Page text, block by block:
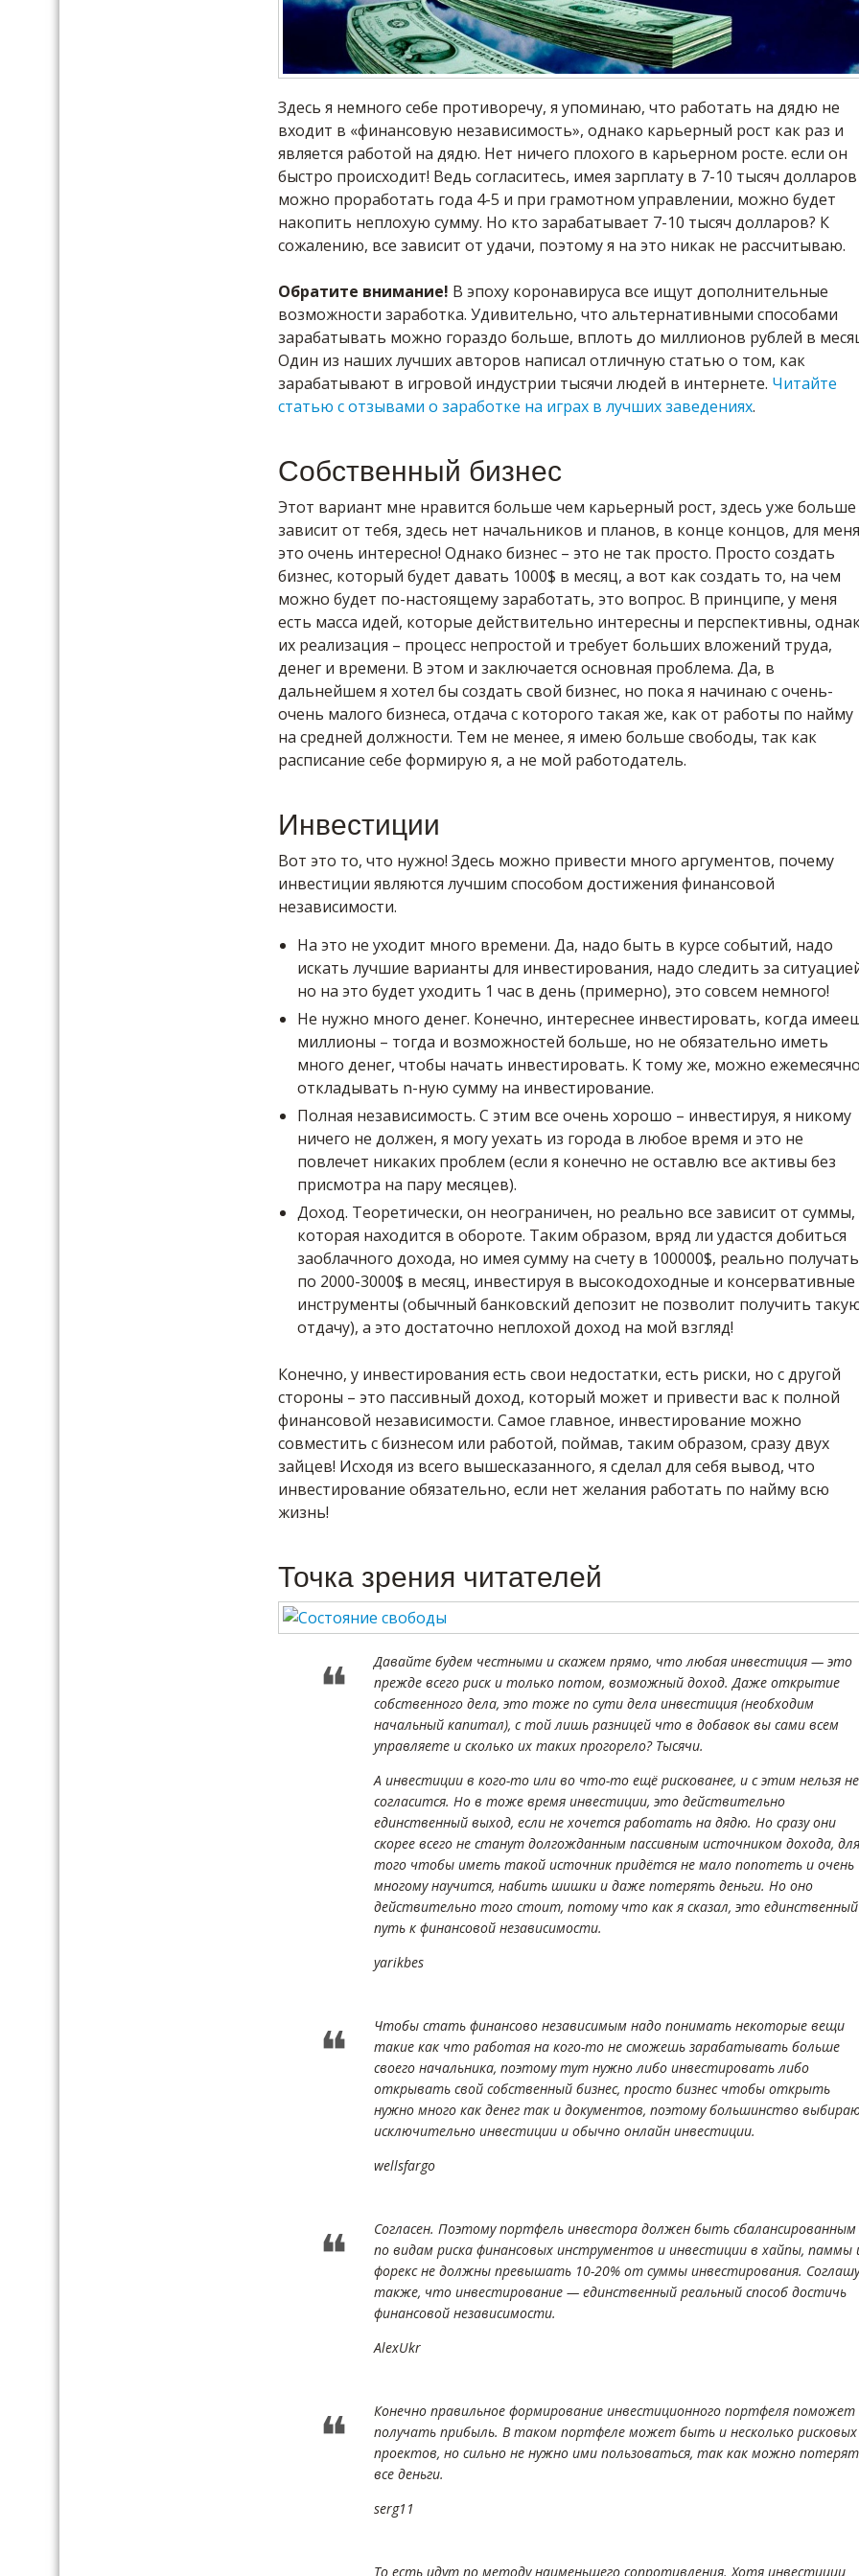
Здесь я немного себе противоречу, я упоминаю, что работать на дядю не
входит в «финансовую независимость», однако карьерный рост как раз и
является работой на дядю. Нет ничего плохого в карьерном росте. если он
быстро происходит! Ведь согласитесь, имея зарплату в 7-10 тысяч долларов
можно проработать года 4-5 и при грамотном управлении, можно будет
накопить неплохую сумму. Но кто зарабатывает 7-10 тысяч долларов? К
сожалению, все зависит от удачи, поэтому я на это никак не рассчитываю.
Обратите внимание! В эпоху коронавируса все ищут дополнительные
возможности заработка. Удивительно, что альтернативными способами
зарабатывать можно гораздо больше, вплоть до миллионов рублей в
Один из наших лучших авторов написал отличную статью о том, как
зарабатывают в игровой индустрии тысячи людей в интернете. Читайте
статью с отзывами о заработке на играх в лучших заведениях.
Собственный бизнес
Этот вариант мне нравится больше чем карьерный рост, здесь уже больше
зависит от тебя, здесь нет начальников и планов, в конце концов, для меня
это очень интересно! Однако бизнес – это не так просто. Просто создать
бизнес, который будет давать 1000$ в месяц, а вот как создать то, на чем
можно будет по-настоящему заработать, это вопрос. В принципе, у меня
есть масса идей, которые действительно интересны и перспективны,
их реализация – процесс непростой и требует больших вложений труда,
денег и времени. В этом и заключается основная проблема. Да, в
дальнейшем я хотел бы создать свой бизнес, но пока я начинаю с очень-
очень малого бизнеса, отдача с которого такая же, как от работы по найму
на средней должности. Тем не менее, я имею больше свободы, так как
расписание себе формирую я, а не мой работодатель.
Инвестиции
Вот это то, что нужно! Здесь можно привести много аргументов, почему
инвестиции являются лучшим способом достижения финансовой
независимости.
На это не уходит много времени. Да, надо быть в курсе событий, надо
искать лучшие варианты для инвестирования, надо следить за
но на это будет уходить 1 час в день (примерно), это совсем немного!
Не нужно много денег. Конечно, интереснее инвестировать, когда
миллионы – тогда и возможностей больше, но не обязательно иметь
много денег, чтобы начать инвестировать. К тому же, можно
откладывать n-ную сумму на инвестирование.
Полная независимость. С этим все очень хорошо – инвестируя, я никому
ничего не должен, я могу уехать из города в любое время и это не
повлечет никаких проблем (если я конечно не оставлю все активы без
присмотра на пару месяцев).
Доход. Теоретически, он неограничен, но реально все зависит от суммы,
которая находится в обороте. Таким образом, вряд ли удастся добиться
заоблачного дохода, но имея сумму на счету в 100000$, реально получать
по 2000-3000$ в месяц, инвестируя в высокодоходные и консервативные
инструменты (обычный банковский депозит не позволит получить
отдачу), а это достаточно неплохой доход на мой взгляд!
Конечно, у инвестирования есть свои недостатки, есть риски, но с другой
стороны – это пассивный доход, который может и привести вас к полной
финансовой независимости. Самое главное, инвестирование можно
совместить с бизнесом или работой, поймав, таким образом, сразу двух
зайцев! Исходя из всего вышесказанного, я сделал для себя вывод, что
инвестирование обязательно, если нет желания работать по найму всю
жизнь!
Точка зрения читателей
Давайте будем честными и скажем прямо, что любая инвестиция — это
прежде всего риск и только потом, возможный доход. Даже открытие
собственного дела, это тоже по сути дела инвестиция (необходим
начальный капитал), с той лишь разницей что в добавок вы сами всем
управляете и сколько их таких прогорело? Тысячи.
А инвестиции в кого-то или во что-то ещё рискованее, и с этим нельзя не
согласится. Но в тоже время инвестиции, это действительно
единственный выход, если не хочется работать на дядю. Но сразу они
скорее всего не станут долгожданным пассивным источником дохода, для
того чтобы иметь такой источник придётся не мало попотеть и очень
многому научится, набить шишки и даже потерять деньги. Но оно
действительно того стоит, потому что как я сказал, это единственный
путь к финансовой независимости.
yarikbes
Чтобы стать финансово независимым надо понимать некоторые вещи
такие как что работая на кого-то не сможешь зарабатывать больше
своего начальника, поэтому тут нужно либо инвестировать либо
открывать свой собственный бизнес, просто бизнес чтобы открыть
нужно много как денег так и документов, поэтому большинство
исключительно инвестиции и обычно онлайн инвестиции.
wellsfargo
Согласен. Поэтому портфель инвестора должен быть сбалансированным
по видам риска финансовых инструментов и инвестиции в хайпы, паммы
форекс не должны превышать 10-20% от суммы инвестирования.
также, что инвестирование — единственный реальный способ достичь
финансовой независимости.
AlexUkr
Конечно правильное формирование инвестиционного портфеля поможет
получать прибыль. В таком портфеле может быть и несколько рисковых
проектов, но сильно не нужно ими пользоваться, так как можно
все деньги.
serg11
То есть идут по методу наименьшего сопротивления. Хотя инвестиции